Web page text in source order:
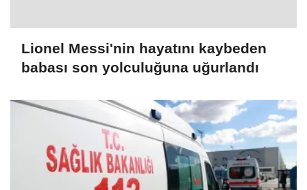
Lionel Messi'nin hayatını kaybeden
babası son yolculuğuna uğurlandı